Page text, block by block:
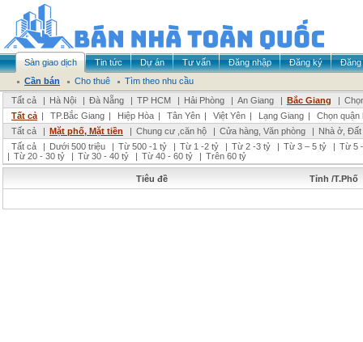
Sàn giao dịch Tin tức Dự án Tư vấn Đăng nhập Đăng ký
Đăng
Cần bán
Cho thuê
Tìm theo nhu cầu
Tất cả
| Hà Nội | Đà Nẵng | TP HCM | Hải Phòng | An Giang | Bắc Giang |
Tất cả | TP.Bắc Giang | Hiệp Hòa | Tân Yên | Việt Yên | Lạng Giang |
Chọn quận
Tất cả
| Mặt phố, Mặt tiền | Chung cư ,căn hộ | Cửa hàng, Văn phòng | Nhà ở,
Tất cả
| Dưới 500 triệu | Từ 500 -1 tỷ | Từ 1 -2 tỷ | Từ 2 -3 tỷ | Từ 3 – 5 tỷ | Từ 5
| Từ 20 - 30 tỷ | Từ 30 - 40 tỷ | Từ 40 - 60 tỷ | Trên 60 tỷ
Tiêu đề Tỉnh /T.Phố